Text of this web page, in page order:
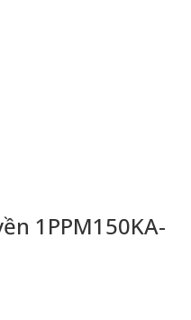
1PPM150KA-